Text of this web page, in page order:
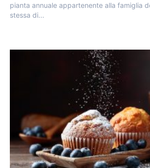
pianta annuale appartenente alla famiglia
stessa di...